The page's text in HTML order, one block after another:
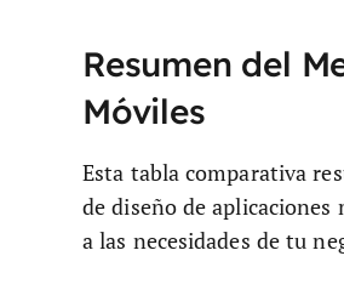
Resumen del
Móviles
Esta tabla comparativa
de diseño de
a las necesidades de tu